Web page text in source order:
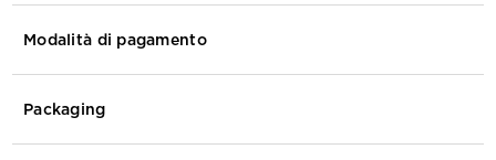
Modalità di pagamento
Packaging